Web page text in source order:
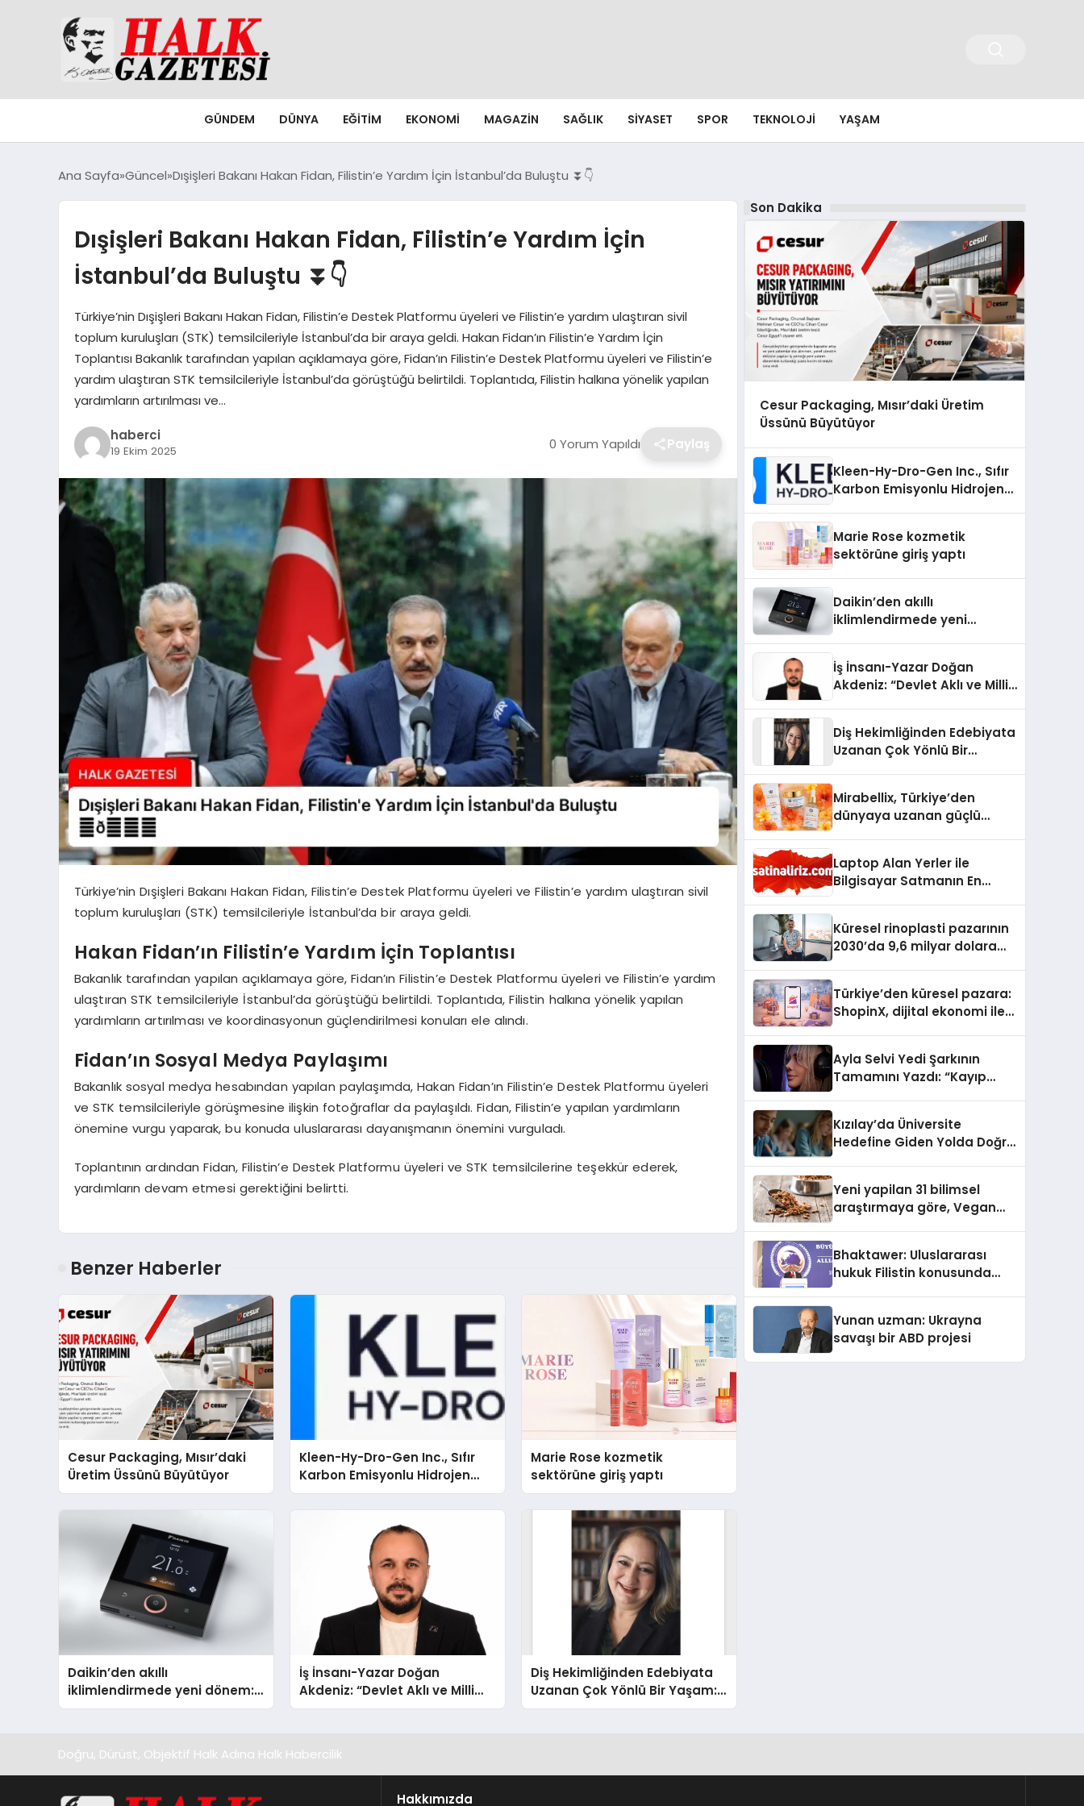
GÜNDEM DÜNYA EĞITIM EKONOMI MAGAZIN SAĞLIK SIYASET SPOR TEKNOLOJI YAŞAM
Ana Sayfa Güncel Dışişleri Bakanı Hakan Fidan, Filistin’e Yardım İçin İstanbul’da Buluştu ⏬👇
Dışişleri Bakanı Hakan Fidan, Filistin’e Yardım İçin
İstanbul’da Buluştu ⏬👇
Türkiye’nin Dışişleri Bakanı Hakan Fidan, Filistin’e Destek Platformu üyeleri ve Filistin’e yardım ulaştıran sivil
toplum kuruluşları (STK) temsilcileriyle İstanbul’da bir araya geldi. Hakan Fidan’ın Filistin’e Yardım İçin
Toplantısı Bakanlık tarafından yapılan açıklamaya göre, Fidan’ın Filistin’e Destek Platformu üyeleri ve Filistin’e
yardım ulaştıran STK temsilcileriyle İstanbul’da görüştüğü belirtildi. Toplantıda, Filistin halkına yönelik yapılan
yardımların artırılması ve…
haberci
19 Ekim 2025 0 Yorum Yapıldı Paylaş
Türkiye’nin Dışişleri Bakanı Hakan Fidan, Filistin’e Destek Platformu üyeleri ve Filistin’e yardım ulaştıran sivil
toplum kuruluşları (STK) temsilcileriyle İstanbul’da bir araya geldi.
Hakan Fidan’ın Filistin’e Yardım İçin Toplantısı
Bakanlık tarafından yapılan açıklamaya göre, Fidan’ın Filistin’e Destek Platformu üyeleri ve Filistin’e yardım
ulaştıran STK temsilcileriyle İstanbul’da görüştüğü belirtildi. Toplantıda, Filistin halkına yönelik yapılan
yardımların artırılması ve koordinasyonun güçlendirilmesi konuları ele alındı.
Fidan’ın Sosyal Medya Paylaşımı
Bakanlık sosyal medya hesabından yapılan paylaşımda, Hakan Fidan’ın Filistin’e Destek Platformu üyeleri
ve STK temsilcileriyle görüşmesine ilişkin fotoğraflar da paylaşıldı. Fidan, Filistin’e yapılan yardımların
önemine vurgu yaparak, bu konuda uluslararası dayanışmanın önemini vurguladı.
Toplantının ardından Fidan, Filistin’e Destek Platformu üyeleri ve STK temsilcilerine teşekkür ederek,
yardımların devam etmesi gerektiğini belirtti.
Benzer Haberler
Cesur Packaging, Mısır’daki
Üretim Üssünü Büyütüyor
Kleen-Hy-Dro-Gen Inc., Sıfır
Karbon Emisyonlu Hidrojen
Isıtma Teknolojisinde ISO ve
TSSA Düzenleyici Onaylarını
Marie Rose kozmetik
sektörüne giriş yaptı
Daikin’den akıllı
iklimlendirmede yeni dönem:
Madoka Plus Türkiye’de
İş İnsanı-Yazar Doğan
Akdeniz: “Devlet Aklı ve Milli
Çıkarlar Her Şeyin Üzerindedir”
Diş Hekimliğinden Edebiyata
Uzanan Çok Yönlü Bir Yaşam:
Yeşim Şahin Yaman
Son Dakika
Cesur Packaging, Mısır’daki Üretim
Üssünü Büyütüyor
Kleen-Hy-Dro-Gen Inc., Sıfır
Karbon Emisyonlu Hidrojen
Aldı
Marie Rose kozmetik
sektörüne giriş yaptı
Daikin’den akıllı
iklimlendirmede yeni
İş İnsanı-Yazar Doğan
Akdeniz: “Devlet Aklı ve Milli
Diş Hekimliğinden Edebiyata
Uzanan Çok Yönlü Bir
Mirabellix, Türkiye’den
dünyaya uzanan güçlü
Laptop Alan Yerler ile
Bilgisayar Satmanın En
Küresel rinoplasti pazarının
2030’da 9,6 milyar dolara
Türkiye’den küresel pazara:
ShopinX, dijital ekonomi ile
Ayla Selvi Yedi Şarkının
Tamamını Yazdı: “Kayıp
Kızılay’da Üniversite
Hedefine Giden Yolda Doğru
Yeni yapilan 31 bilimsel
araştırmaya göre, Vegan
Sindirildiğini Ortaya Koydu
Bhaktawer: Uluslararası
hukuk Filistin konusunda
Yunan uzman: Ukrayna
savaşı bir ABD projesi
Doğru, Dürüst, Objektif Halk Adına Halk Habercilik
Hakkımızda